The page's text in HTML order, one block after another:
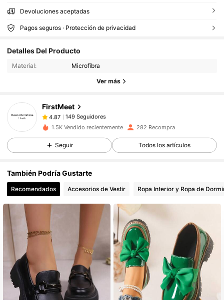
Devoluciones aceptadas
Pagos seguros · Protección de privacidad
Detalles Del Producto
Material: Microfibra
Ver más
FirstMeet
4.87 149 Seguidores
149 Seguidores
149 Seguidores
4.87
149 Seguidores
149 Seguidores
4.87 149 Seguidores
4.87
4.87
4.87 149 Seguidores
1.5K Vendido recientemente 282 Recompra
Seguir Todos los artículos
También Podría Gustarte
Recomendados Accesorios de Vestir Ropa Interior y Ropa de